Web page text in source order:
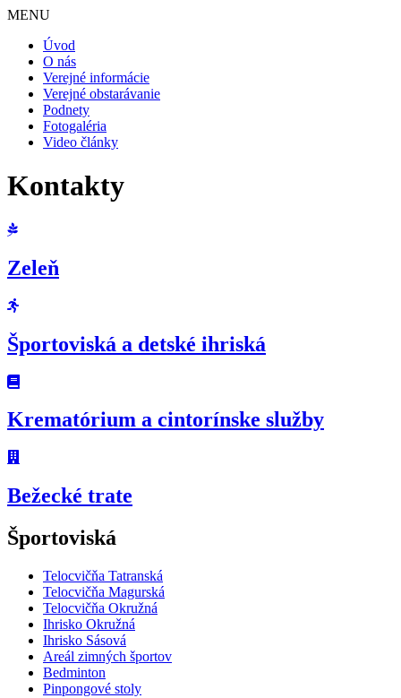
MENU
Úvod
O nás
Verejné informácie
Verejné obstarávanie
Podnety
Fotogaléria
Video články
Kontakty
Zeleň
Športoviská a detské ihriská
Krematórium a cintorínske služby
Bežecké trate
Športoviská
Telocvičňa Tatranská
Telocvičňa Magurská
Telocvičňa Okružná
Ihrisko Okružná
Ihrisko Sásová
Areál zimných športov
Bedminton
Pinpongové stoly